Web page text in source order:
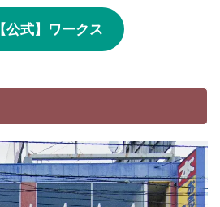
【公式】ワークス